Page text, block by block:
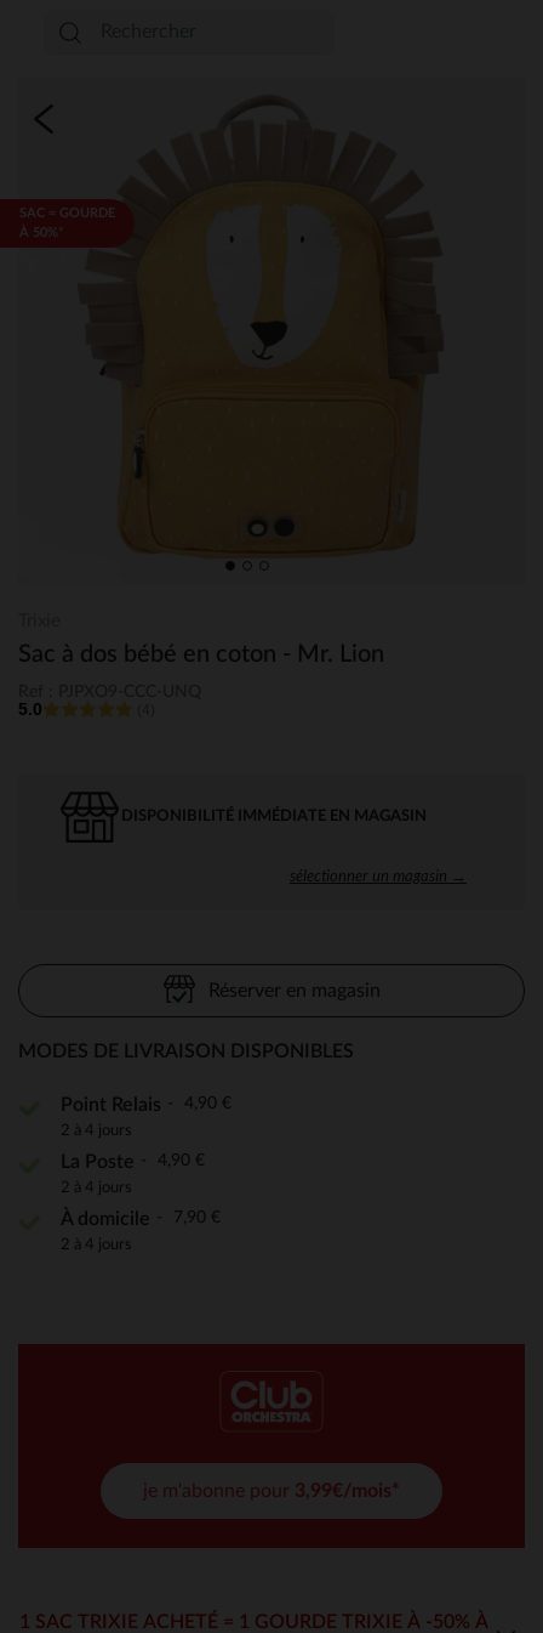
SAC = GOURDE
À 50%*
Sac à dos bébé en coton - Mr. Lion
5.0
DISPONIBILITÉ IMMÉDIATE EN MAGASIN
sélectionner un magasin →
Réserver en magasin
MODES DE LIVRAISON DISPONIBLES
Point Relais 4,90 €
2 à 4 jours
La Poste 4,90 €
2 à 4 jours
À domicile 7,90 €
2 à 4 jours
je m'abonne pour 3,99€/mois*
1 SAC TRIXIE ACHETÉ = 1 GOURDE TRIXIE À -50% À